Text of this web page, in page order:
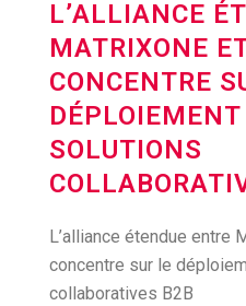
L’ALLIANCE
MATRIXONE
CONCENTRE
SOLUTIONS
L’alliance étendue entre
concentre sur le
collaboratives B2B